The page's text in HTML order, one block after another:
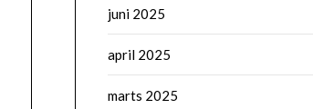
juni 2025
april 2025
marts 2025